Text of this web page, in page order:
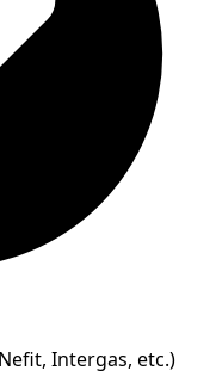
Intergas, etc.)